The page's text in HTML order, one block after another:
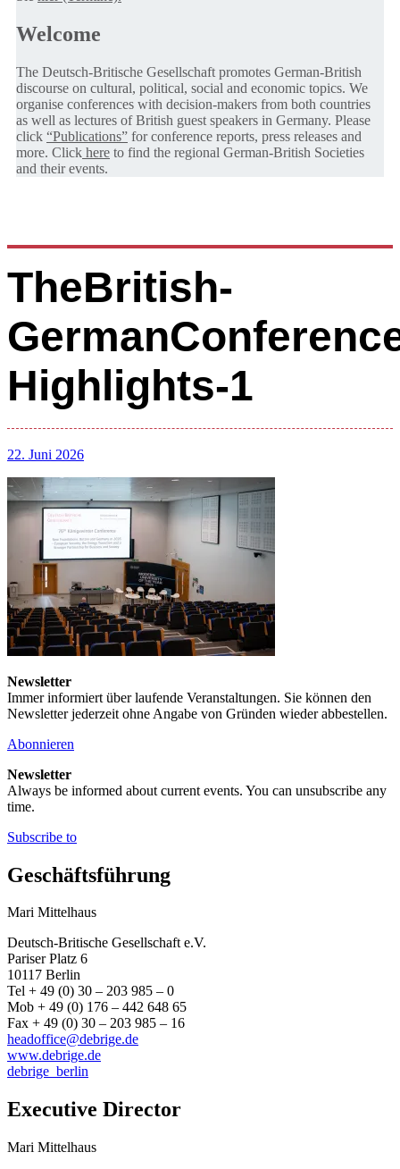
Welcome
The Deutsch-Britische Gesellschaft promotes German-British
discourse on cultural, political, social and economic topics. We
organise conferences with decision-makers from both countries
as well as lectures of British guest speakers in Germany. Please
click “Publications” for conference reports, press releases and
more. Click here to find the regional German-British Societies
and their events.
TheBritish-
Highlights-1
22. Juni 2026
Newsletter
Immer informiert über laufende Veranstaltungen. Sie können den
Newsletter jederzeit ohne Angabe von Gründen wieder abbestellen.
Abonnieren
Newsletter
Always be informed about current events. You can unsubscribe any
time.
Subscribe to
Geschäftsführung
Mari Mittelhaus
Deutsch-Britische Gesellschaft e.V.
Pariser Platz 6
10117 Berlin
Tel + 49 (0) 30 – 203 985 – 0
Mob + 49 (0) 176 – 442 648 65
Fax + 49 (0) 30 – 203 985 – 16
headoffice@debrige.de
www.debrige.de
debrige_berlin
Executive Director
Mari Mittelhaus